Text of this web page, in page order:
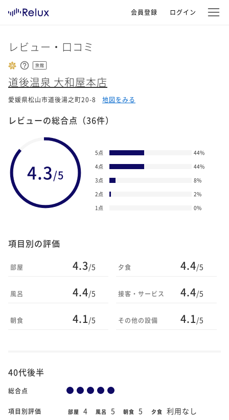
会員登録 ログイン
レビュー・口コミ
旅館
道後温泉 大和屋本店
愛媛県松山市道後湯之町20-8 地図をみる
レビューの総合点 （36件）
4.3/5
5点 44%
4点
44%
3点
8%
2点
2%
1点
0%
項目別の評価
部屋 4.3/5
風呂 4.4/5
朝食 4.1/5
夕食 4.4/5
接客・サービス 4.4/5
その他の設備 4.1/5
40代後半
総合点
項目別評価 部屋 4 風呂 5 朝食 5 夕食 利用なし